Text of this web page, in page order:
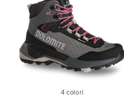
4 colori